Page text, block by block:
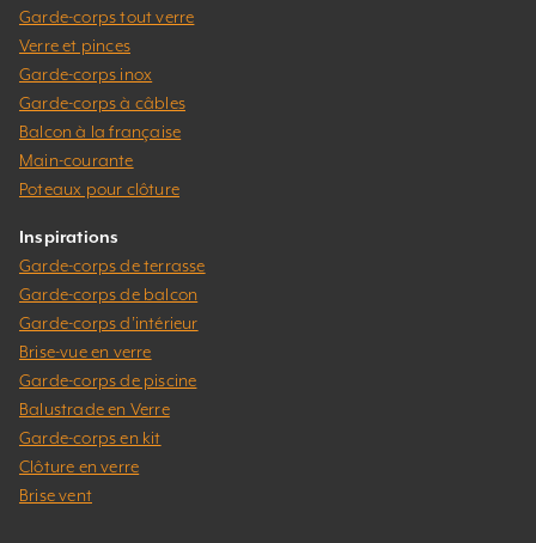
Garde-corps tout verre
Verre et pinces
Garde-corps inox
Garde-corps à câbles
Balcon à la française
Main-courante
Poteaux pour clôture
Inspirations
Garde-corps de terrasse
Garde-corps de balcon
Garde-corps d’intérieur
Brise-vue en verre
Garde-corps de piscine
Balustrade en Verre
Garde-corps en kit
Clôture en verre
Brise vent